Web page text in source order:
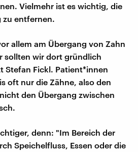
Vielmehr ist es wichtig, die
zu entfernen.
allem am Übergang von Zahn
sollten wir dort gründlich
Stefan Fickl. Patient*innen
oft nur die Zähne, also den
den Übergang zwischen
denn: "Im Bereich der
Speichelfluss, Essen oder die